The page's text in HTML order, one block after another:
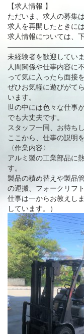
【求人情報 】
ただいま、求人の募集
求人を再開したときに
求人情報については、
未経験者を歓迎していま
人間関係や仕事内容に
って気に入ったら面接
ぜひお気軽に遊びがて
います。
世の中には色々な仕事
でも大丈夫です。
スタッフ一同、お待ち
ここから、仕事の説明
〈作業内容〉
アルミ製の工業部品に
す。
製品の積め替えや製品
の運搬、フォークリフ
仕事は一からお教えし
しています。）